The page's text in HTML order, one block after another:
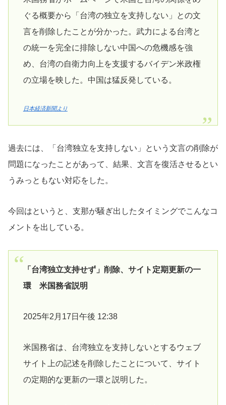
ぐる概要から「台湾の独立を支持しない」との文
言を削除したことが分かった。武力による台湾と
の統一を完全に排除しない中国への危機感を強
め、台湾の自衛力向上を支援するバイデン米政権
の立場を映した。中国は猛反発している。
日本経済新聞より
過去には、「台湾独立を支持しない」という文言の削除が
問題になったことがあって、結果、文言を復活させるとい
うみっともない対応をした。
今回はというと、支那が騒ぎ出したタイミングでこんなコ
メントを出している。
「台湾独立支持せず」削除、サイト定期更新の一
環 米国務省説明
2025年2月17日午後 12:38
米国務省は、台湾独立を支持しないとするウェブ
サイト上の記述を削除したことについて、サイト
の定期的な更新の一環と説明した。